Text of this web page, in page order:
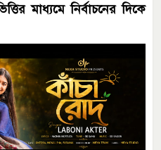
মাধ্যমে নির্বাচনের দিকে